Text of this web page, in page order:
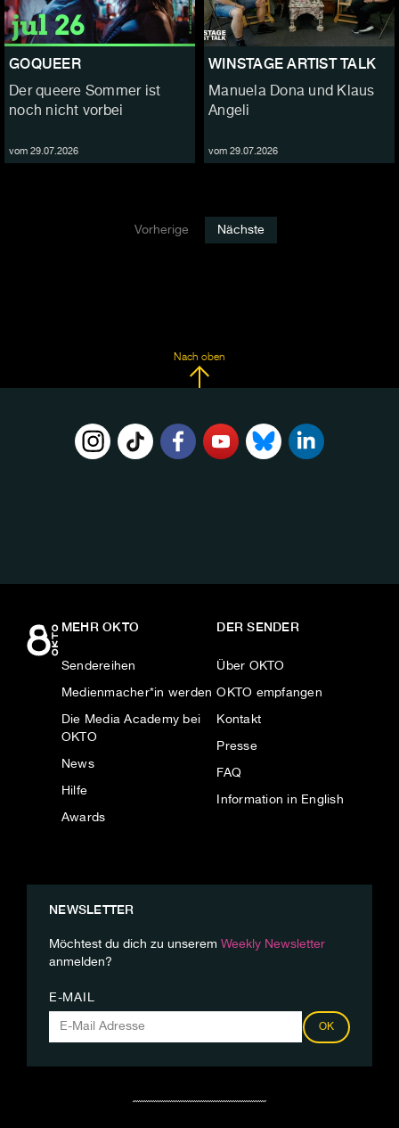
GOQUEER
Der queere Sommer ist
noch nicht vorbei
vom 29.07.2026
WINSTAGE ARTIST TALK
Manuela Dona und Klaus
Angeli
vom 29.07.2026
Vorherige Nächste
Nach oben
MEHR OKTO
Sendereihen
Medienmacher*in werden
Die Media Academy bei
OKTO
News
Hilfe
Awards
DER SENDER
Über OKTO
OKTO empfangen
Kontakt
Presse
FAQ
Information in English
NEWSLETTER
Möchtest du dich zu unserem Weekly Newsletter
anmelden?
E-MAIL
OK